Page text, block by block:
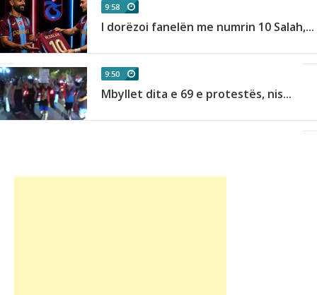
9:58
I dorëzoi fanelën me numrin 10 Salah,...
9:50
Mbyllet dita e 69 e protestës, nis...